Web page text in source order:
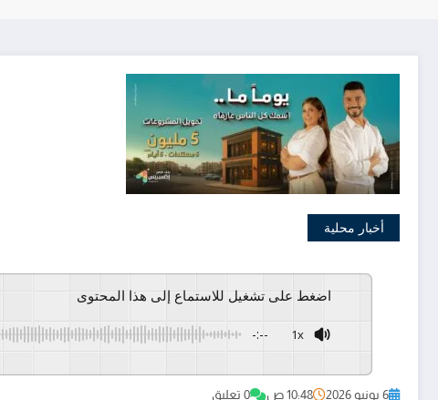
أخبار محلية
اضغط على تشغيل للاستماع إلى هذا المحتوى
-:-- 1x
6 يونيو 2026 10:48 ص 0 تعليق